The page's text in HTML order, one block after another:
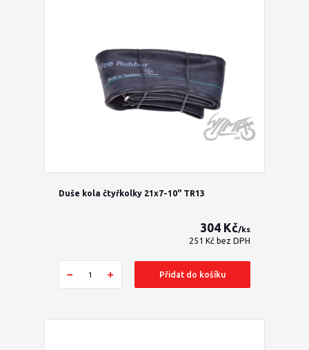
Duše kola čtyřkolky 21x7-10" TR13
304 Kč/ks
251 Kč bez DPH
Přidat do košíku